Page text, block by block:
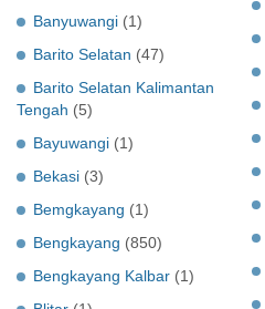
Banyuwangi (1)
Barito Selatan (47)
Barito Selatan Kalimantan
Tengah (5)
Bayuwangi (1)
Bekasi (3)
Bemgkayang (1)
Bengkayang (850)
Bengkayang Kalbar (1)